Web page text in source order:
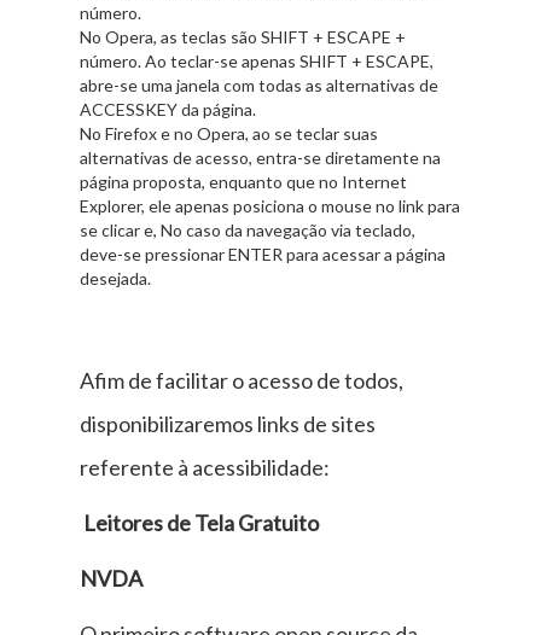
número.
No Opera, as teclas são SHIFT + ESCAPE +
número. Ao teclar-se apenas SHIFT + ESCAPE,
abre-se uma janela com todas as alternativas de
ACCESSKEY da página.
No Firefox e no Opera, ao se teclar suas
alternativas de acesso, entra-se diretamente na
página proposta, enquanto que no Internet
Explorer, ele apenas posiciona o mouse no link para
se clicar e, No caso da navegação via teclado,
deve-se pressionar ENTER para acessar a página
desejada.
Afim de facilitar o acesso de todos,
disponibilizaremos links de sites
referente à acessibilidade:
Leitores de Tela Gratuito
NVDA